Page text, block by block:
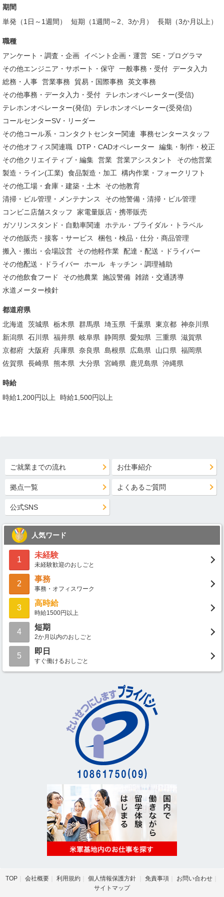
期間
単発（1日～1週間）
短期（1週間～2、3か月） 長期（3か月以上）
職種
アンケート・調査・企画
イベント企画・運営 SE・プログラマ
その他エンジニア・サポート・保守 一般事務・受付 データ入力
総務・人事 営業事務 貿易・国際事務
英文事務
その他事務・データ入力・受付
テレホンオペレーター(受信)
テレホンオペレーター(発信)
テレホンオペレーター(受発信)
コールセンターSV・リーダー
その他コール系・コンタクトセンター関連
事務センタースタッフ
その他オフィス関連職
DTP・CADオペレーター
編集・制作・校正
その他クリエイティブ・編集 営業 営業アシスタント
その他営業
製造・ライン(工業)
食品製造・加工
構内作業・フォークリフト
その他工場・倉庫・建築・土木
その他教育
清掃・ビル管理・メンテナンス
その他警備・清掃・ビル管理
コンビニ店舗スタッフ
家電量販店・携帯販売
ガソリンスタンド・自動車関連
ホテル・ブライダル・トラベル
その他販売・接客・サービス
梱包・検品・仕分・商品管理
搬入・搬出・会場設営
その他軽作業 配達・配送・ドライバー
その他配送・ドライバー
ホール
キッチン・調理補助
その他飲食フード
その他農業 施設警備 雑踏・交通誘導
水道メーター検針
都道府県
北海道
茨城県 栃木県 群馬県 埼玉県 千葉県 東京都 神奈川県
新潟県
石川県 福井県 岐阜県 静岡県 愛知県 三重県
滋賀県
京都府
大阪府 兵庫県 奈良県 島根県 広島県 山口県
福岡県
佐賀県
長崎県 熊本県 大分県 宮崎県 鹿児島県 沖縄県
時給
時給1,200円以上
時給1,500円以上
ご就業までの流れ お仕事紹介
拠点一覧 よくあるご質問
公式SNS
人気ワード
1
未経験
未経験歓迎のおしごと
2
事務
事務・オフィスワーク
3
高時給
時給1500円以上
4
短期
2か月以内のおしごと
5
即日
すぐ働けるおしごと
TOP 会社概要 利用規約 個人情報保護方針 免責事項
お問い合わせ
サイトマップ